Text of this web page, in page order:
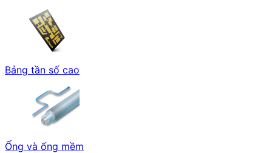
Bảng tần số cao
Ống và ống mềm